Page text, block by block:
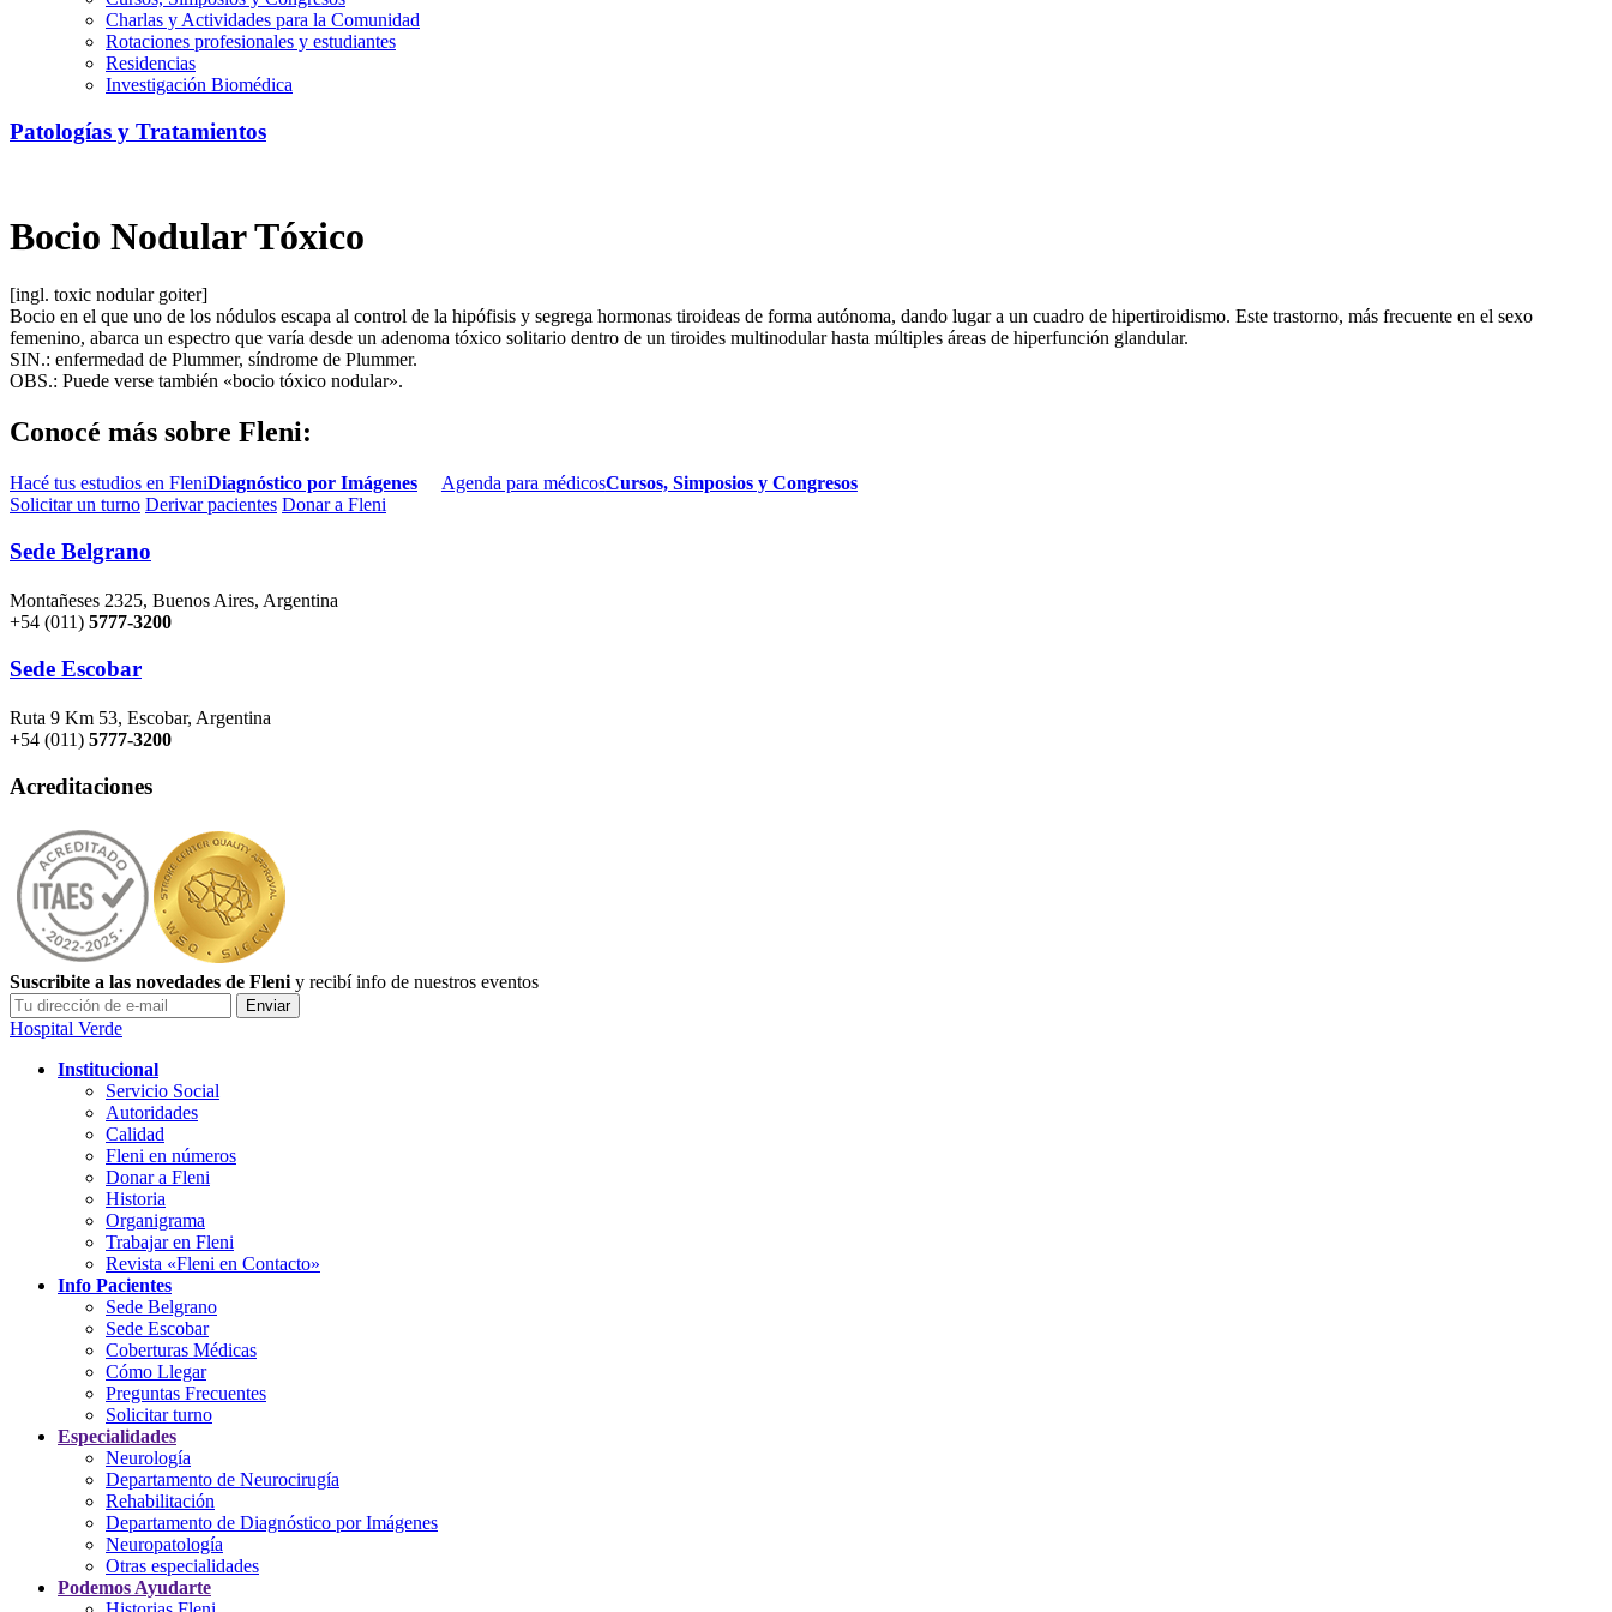
Charlas y Actividades para la Comunidad
Rotaciones profesionales y estudiantes
Residencias
Investigación Biomédica
Patologías y Tratamientos
Bocio Nodular Tóxico
[ingl. toxic nodular goiter]
Bocio en el que uno de los nódulos escapa al control de la hipófisis y segrega hormonas tiroideas de forma autónoma, dando lugar a un cuadro de hipertiroidismo. Este trastorno, más frecuente en el sexo
femenino, abarca un espectro que varía desde un adenoma tóxico solitario dentro de un tiroides multinodular hasta múltiples áreas de hiperfunción glandular.
SIN.: enfermedad de Plummer, síndrome de Plummer.
OBS.: Puede verse también «bocio tóxico nodular».
Conocé más sobre Fleni:
Hacé tus estudios en FleniDiagnóstico por Imágenes Agenda para médicosCursos, Simposios y Congresos
Solicitar un turno Derivar pacientes Donar a Fleni
Sede Belgrano
Montañeses 2325, Buenos Aires, Argentina
+54 (011) 5777-3200
Sede Escobar
Ruta 9 Km 53, Escobar, Argentina
+54 (011) 5777-3200
Acreditaciones
Suscribite a las novedades de Fleni y recibí info de nuestros eventos
Hospital Verde
Institucional
Servicio Social
Autoridades
Calidad
Fleni en números
Donar a Fleni
Historia
Organigrama
Trabajar en Fleni
Revista «Fleni en Contacto»
Info Pacientes
Sede Belgrano
Sede Escobar
Coberturas Médicas
Cómo Llegar
Preguntas Frecuentes
Solicitar turno
Especialidades
Neurología
Departamento de Neurocirugía
Rehabilitación
Departamento de Diagnóstico por Imágenes
Neuropatología
Otras especialidades
Podemos Ayudarte